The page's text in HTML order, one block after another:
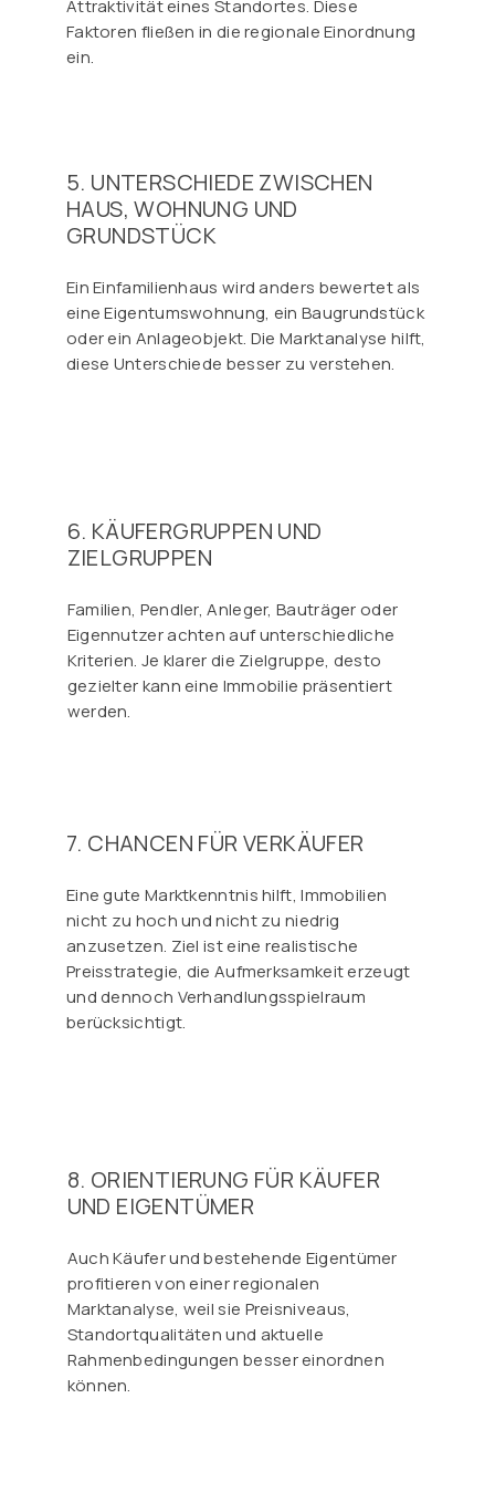
Attraktivität eines Standortes. Diese
Faktoren fließen in die regionale Einordnung
ein.
5. UNTERSCHIEDE ZWISCHEN
HAUS, WOHNUNG UND
GRUNDSTÜCK
Ein Einfamilienhaus wird anders bewertet als
eine Eigentumswohnung, ein Baugrundstück
oder ein Anlageobjekt. Die Marktanalyse hilft,
diese Unterschiede besser zu verstehen.
6. KÄUFERGRUPPEN UND
ZIELGRUPPEN
Familien, Pendler, Anleger, Bauträger oder
Eigennutzer achten auf unterschiedliche
Kriterien. Je klarer die Zielgruppe, desto
gezielter kann eine Immobilie präsentiert
werden.
7. CHANCEN FÜR VERKÄUFER
Eine gute Marktkenntnis hilft, Immobilien
nicht zu hoch und nicht zu niedrig
anzusetzen. Ziel ist eine realistische
Preisstrategie, die Aufmerksamkeit erzeugt
und dennoch Verhandlungsspielraum
berücksichtigt.
8. ORIENTIERUNG FÜR KÄUFER
UND EIGENTÜMER
Auch Käufer und bestehende Eigentümer
profitieren von einer regionalen
Marktanalyse, weil sie Preisniveaus,
Standortqualitäten und aktuelle
Rahmenbedingungen besser einordnen
können.